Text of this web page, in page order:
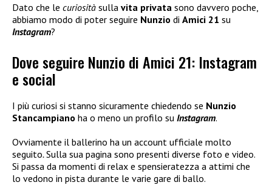
Dato che le curiosità sulla vita privata sono davvero poche,
abbiamo modo di poter seguire Nunzio di Amici 21 su
Instagram?
Dove seguire Nunzio di Amici 21: Instagram
e social
I più curiosi si stanno sicuramente chiedendo se Nunzio
Stancampiano ha o meno un profilo su Instagram.
Ovviamente il ballerino ha un account ufficiale molto
seguito.Sulla sua pagina sono presenti diverse foto e video.
Si passa da momenti di relax e spensieratezza a attimi che
lo vedono in pista durante le varie gare di ballo.